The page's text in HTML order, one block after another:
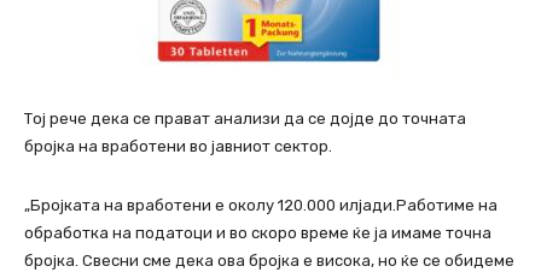
Тој рече дека се прават анализи да се дојде до точната
бројка на вработени во јавниот сектор.
„Бројката на вработени е околу 120.000 илјади.Работиме на
обработка на податоци и во скоро време ќе ја имаме точна
бројка. Свесни сме дека ова бројка е висока, но ќе се обидеме